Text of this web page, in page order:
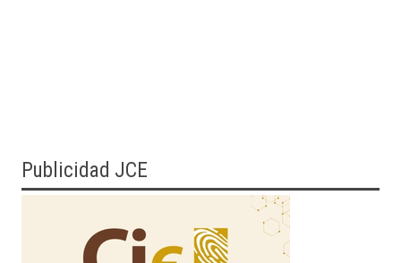
Publicidad JCE